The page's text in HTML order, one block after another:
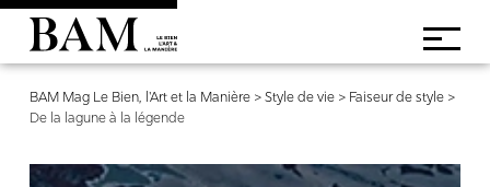
BAM Mag Le Bien, l'Art et la Manière >Style de vie > Faiseur de style >
De la lagune à la légende